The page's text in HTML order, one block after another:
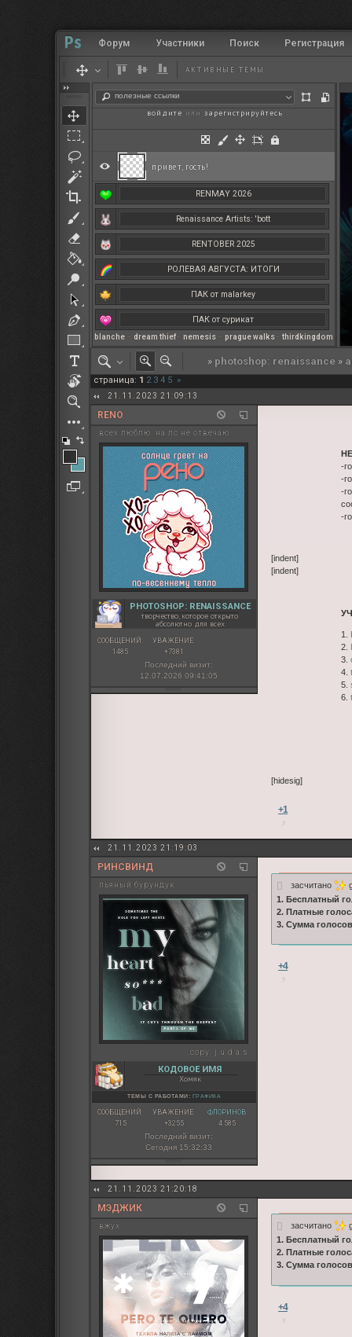
RENMAY 2026
Renaissance Artists: 'bott
RENTOBER 2025
РОЛЕВАЯ АВГУСТА: ИТОГИ
ПАК от malarkey
ПАК от сурикат
РЕНМАЙ
РОЛЕВАЯ МАРТА: ИТОГИ
полезные ссылки
blanche – dream thief– nemesis – prague walks– thirdkingdom
Форум Участники Поиск Регистрация
АКТИВНЫЕ ТЕМЫ
привет, гость!
войдите или зарегистрируйтесь
» photoshop: renaissance »
страница: 1 2 3 4 5 »
21.11.2023 21:09:13
RENO
всех люблю. на лс не отвечаю
PHOTOSHOP: RENAISSANCE
творчество, которое открыто
абсолютно для всех
СООБЩЕНИЙ:
1485
УВАЖЕНИЕ:
+7381
Последний визит:
12.07.2026 09:41:05
-
-
-
-
[indent]
[indent]
1.
2.
3.
4.
5.
6.
[hidesig]
+1
21.11.2023 21:19:03
РИНСВИНД
пьяный бурундук
copy: j u d a s
КОДОВОЕ ИМЯ
Хомяк
ТЕМЫ С РАБОТАМИ: ГРАФИКА
СООБЩЕНИЙ:
715
УВАЖЕНИЕ:
+3255
ФЛОРИНОВ:
4 585
Последний визит:
Сегодня 15:32:33
засчитано
1. Бесплатный
2. Платные
3. Сумма
+4
21.11.2023 21:20:18
МЭДЖИК
вжух засчитано
1. Бесплатный
2. Платные
3. Сумма
+4